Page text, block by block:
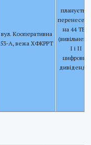
вул. Кооперативна
53-А, вежа ХФКРРТ
планується
на 44 ТВК
І і ІІ
цифрових